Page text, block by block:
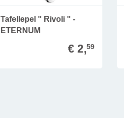
Tafellepel " Rivoli " -
ETERNUM
€ 2,59